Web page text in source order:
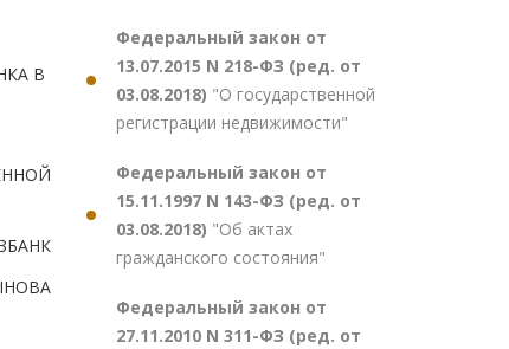
В
Федеральный закон от
13.07.2015 N 218-ФЗ (ред. от
03.08.2018) "О государственной
регистрации недвижимости"
Федеральный закон от
15.11.1997 N 143-ФЗ (ред. от
03.08.2018) "Об актах
гражданского состояния"
Федеральный закон от
27.11.2010 N 311-ФЗ (ред. от